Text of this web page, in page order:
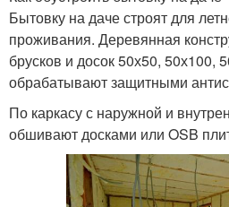
Бытовку на даче строят для
проживания. Деревянная
брусков и досок 50х50, 50х100,
обрабатывают защитными
По каркасу с наружной и
обшивают досками или OSB